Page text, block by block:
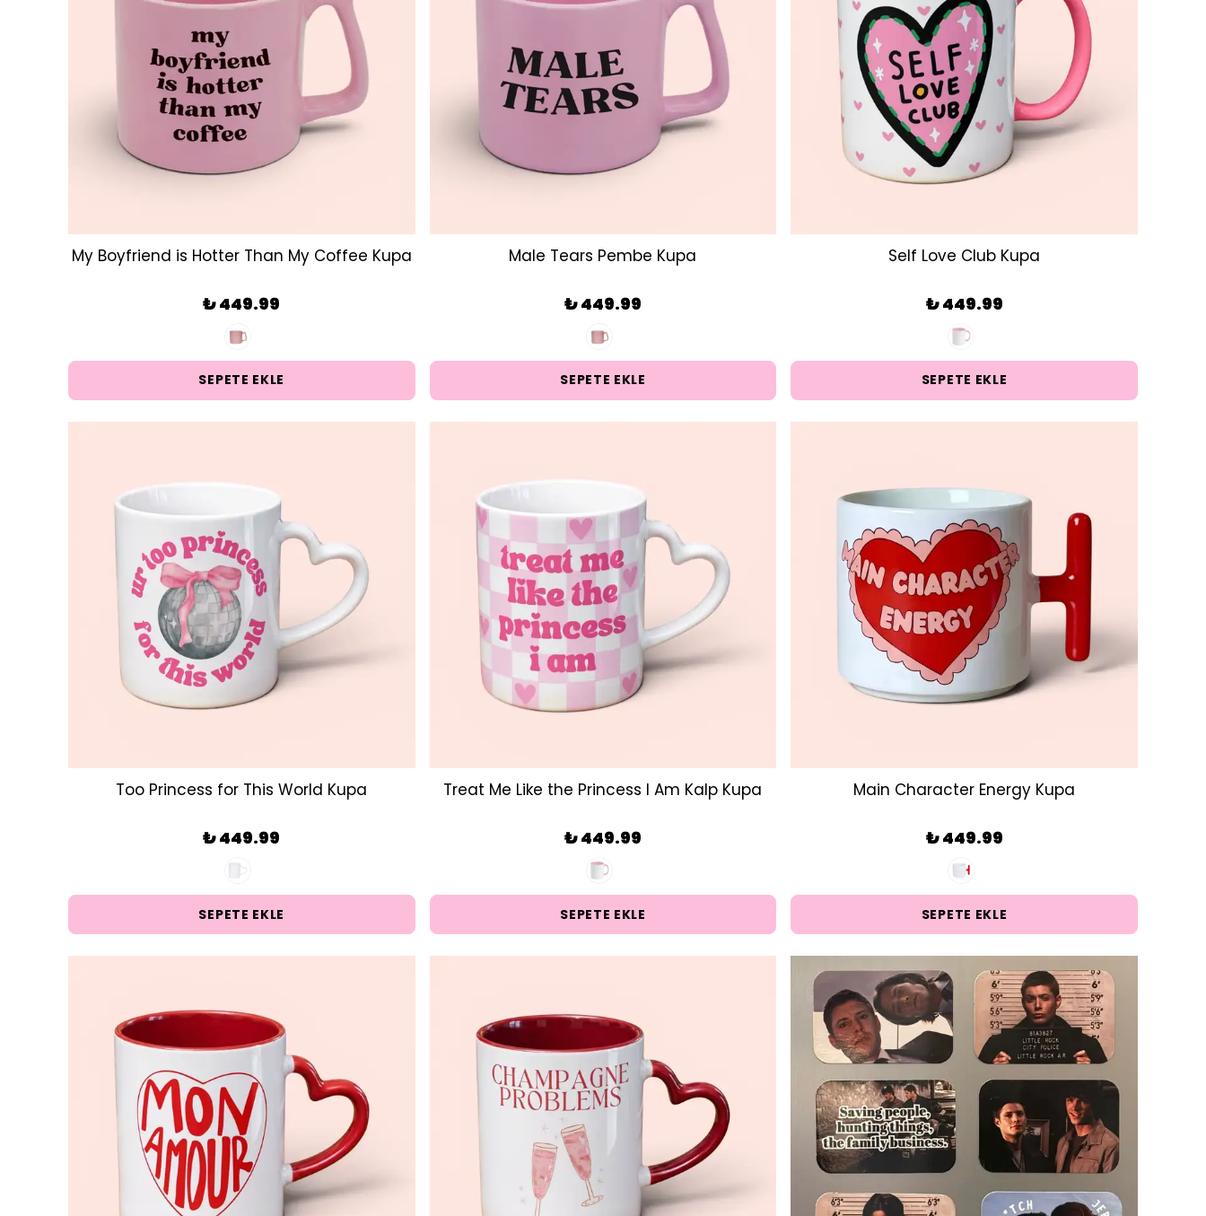
My Boyfriend is Hotter Than My Coffee Kupa
₺ 449.99
SEPETE EKLE
Male Tears Pembe Kupa
₺ 449.99
SEPETE EKLE
Self Love Club Kupa
₺ 449.99
SEPETE EKLE
Too Princess for This World Kupa
₺ 449.99
SEPETE EKLE
Treat Me Like the Princess I Am Kalp Kupa
₺ 449.99
SEPETE EKLE
Main Character Energy Kupa
₺ 449.99
SEPETE EKLE